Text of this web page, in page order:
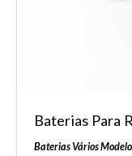
Baterias Para
Baterias Vários